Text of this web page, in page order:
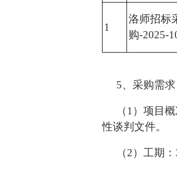
1
洛师招标
购-2025-
5、采购需
（1）项目
性谈判文件。
（2）工期